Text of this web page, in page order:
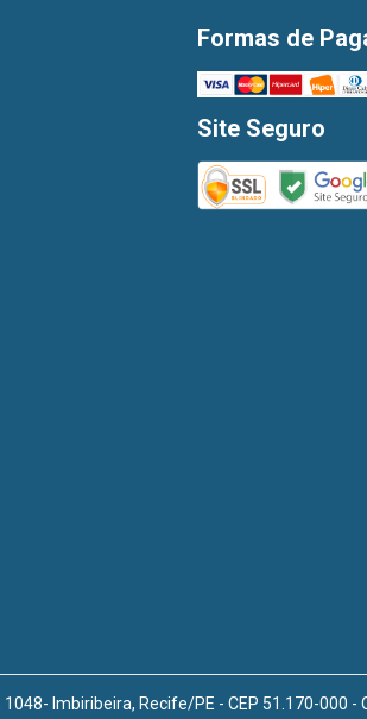
Formas de
Site Seguro
Imbiribeira, Recife/PE - CEP 51.170-000 -